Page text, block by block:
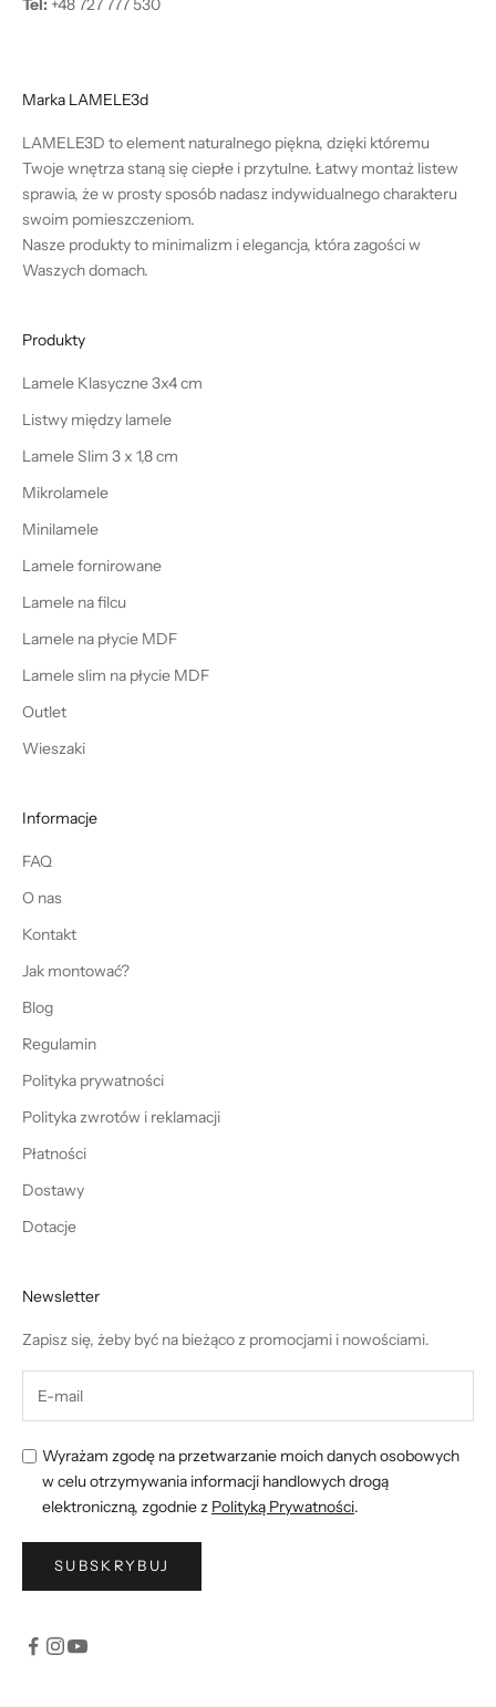
Tel: +48 727 777 530
Marka LAMELE3d
LAMELE3D to element naturalnego piękna, dzięki któremu
Twoje wnętrza staną się ciepłe i przytulne. Łatwy montaż listew
sprawia, że w prosty sposób nadasz indywidualnego charakteru
swoim pomieszczeniom.
Nasze produkty to minimalizm i elegancja, która zagości w
Waszych domach.
Produkty
Lamele Klasyczne 3x4 cm
Listwy między lamele
Lamele Slim 3 x 1,8 cm
Mikrolamele
Minilamele
Lamele fornirowane
Lamele na filcu
Lamele na płycie MDF
Lamele slim na płycie MDF
Outlet
Wieszaki
Informacje
FAQ
O nas
Kontakt
Jak montować?
Blog
Regulamin
Polityka prywatności
Polityka zwrotów i reklamacji
Płatności
Dostawy
Dotacje
Newsletter
Zapisz się, żeby być na bieżąco z promocjami i nowościami.
Wyrażam zgodę na przetwarzanie moich danych osobowych
w celu otrzymywania informacji handlowych drogą
elektroniczną, zgodnie z Polityką Prywatności.
SUBSKRYBUJ